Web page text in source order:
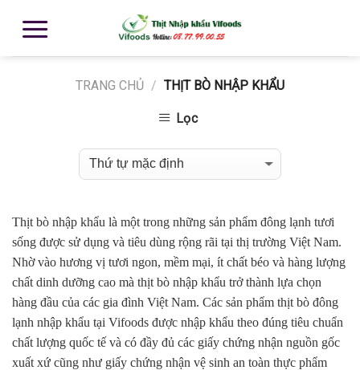
TRANG CHỦ / THỊT BÒ NHẬP KHẨU
Lọc
Thịt bò nhập khẩu là một trong những sản phẩm đông lạnh tươi
sống được sử dụng và tiêu dùng rộng rãi tại thị trường Việt Nam.
Nhờ vào hương vị tươi ngon, mềm mại, ít chất béo và hàng lượng
chất dinh dưỡng cao mà thịt bò nhập khẩu trở thành lựa chọn
hàng đầu của các gia đình Việt Nam. Các sản phẩm thịt bò đông
lạnh nhập khẩu tại Vifoods được nhập khẩu theo đúng tiêu chuẩn
chất lượng quốc tế và có đầy đủ các giấy chứng nhận nguồn gốc
xuất xứ cũng như giấy chứng nhận vệ sinh an toàn thực phẩm